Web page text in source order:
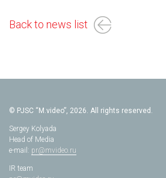
Back to news list
© PJSC “M.video”, 2026. All rights reserved.
Sergey Kolyada
Head of Media
e-mail: pr@mvideo.ru
IR team